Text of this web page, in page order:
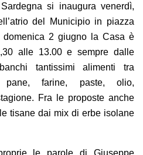
si inaugura venerdì,
del Municipio in piazza
domenica 2 giugno
la Casa è
alle 13.00e sempre dalle
tantissimi alimenti tra
farine, paste, olio,
Fra le proposte anche
tisane dai mix di erbe isolane
le
parole di Giuseppe